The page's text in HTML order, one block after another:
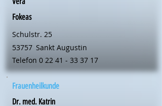
Fokeas
Schulstr. 25
53757 Sankt Augustin
Telefon 0 22 41 - 33 37 17
Frauenheilkunde
Dr. med. Katrin